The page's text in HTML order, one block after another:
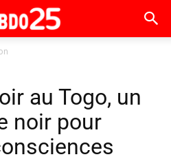
au Togo, un
noir pour